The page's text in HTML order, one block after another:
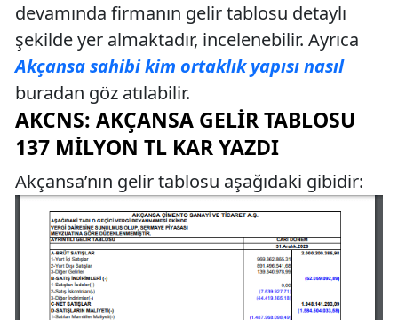
devamında firmanın gelir tablosu detaylı
şekilde yer almaktadır, incelenebilir. Ayrıca
Akçansa sahibi kim ortaklık yapısı nasıl
buradan göz atılabilir.
AKCNS: AKÇANSA GELIR TABLOSU
137 MILYON TL KAR YAZDI
Akçansa’nın gelir tablosu aşağıdaki gibidir: